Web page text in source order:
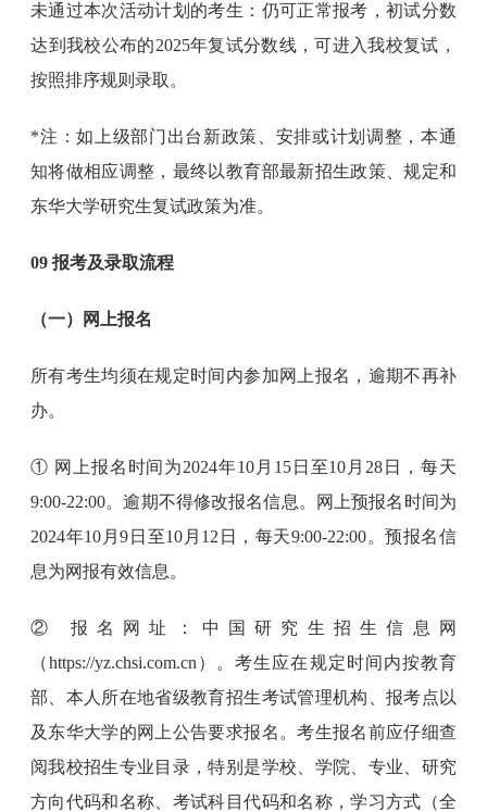
未通过本次活动计划的考生：仍可正常报考，初试分数
达到我校公布的2025年复试分数线，可进入我校复试，
按照排序规则录取。
*注：如上级部门出台新政策、安排或计划调整，本通
知将做相应调整，最终以教育部最新招生政策、规定和
东华大学研究生复试政策为准。
09 报考及录取流程
（一）网上报名
所有考生均须在规定时间内参加网上报名，逾期不再补
办。
① 网上报名时间为2024年10月15日至10月28日，每天
9:00-22:00。逾期不得修改报名信息。网上预报名时间为
2024年10月9日至10月12日，每天9:00-22:00。预报名信
息为网报有效信息。
② 报名网址：中国研究生招生信息网
（https://yz.chsi.com.cn）。考生应在规定时间内按教育
部、本人所在地省级教育招生考试管理机构、报考点以
及东华大学的网上公告要求报名。考生报名前应仔细查
阅我校招生专业目录，特别是学校、学院、专业、研究
方向代码和名称、考试科目代码和名称，学习方式（全